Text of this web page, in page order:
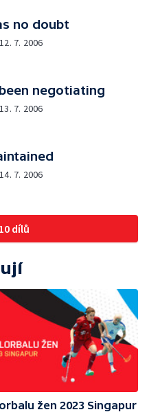
no doubt
12. 7. 2006
negotiating
13. 7. 2006
14. 7. 2006
dílů
žen 2023 Singapur